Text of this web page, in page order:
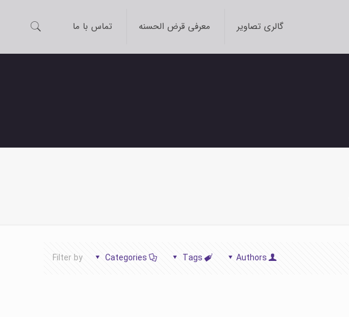
گالری تصاویر معرفی قرض الحسنه تماس با ما
Filter by Categories Tags Authors